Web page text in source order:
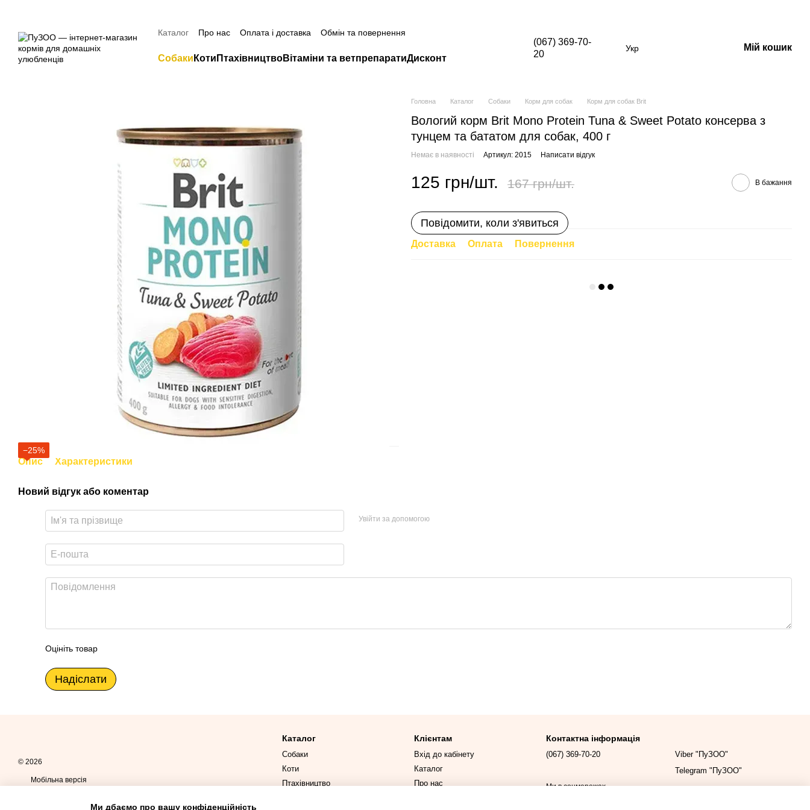
Каталог Про нас Оплата і доставка
Обмін та повернення
Собаки Коти ПтахівництвоВітаміни та ветпрепаратиДисконт
(067) 369-70-
20
Укр Мій кошик
−25%
Опис Характеристики
Головна Каталог Собаки Корм для собак Корм для собак Brit
Вологий корм Brit Mono Protein Tuna & Sweet Potato консерва з
тунцем та бататом для собак, 400 г
Немає в наявності Артикул: 2015 Написати відгук
125 грн/шт. 167 грн/шт. В бажання
Повідомити, коли з'явиться
Доставка Оплата Повернення
Новий відгук або коментар
Увійти за допомогою
Оцініть товар
Надіслати
© 2026
Мобільна версія
Каталог
Собаки
Коти
Птахівництво
Клієнтам
Вхід до кабінету
Каталог
Про нас
Контактна інформація
(067) 369-70-20
Viber "ПуЗОО"
Telegram "ПуЗОО"
Ми в соцмережах
Ми дбаємо про вашу конфіденційність